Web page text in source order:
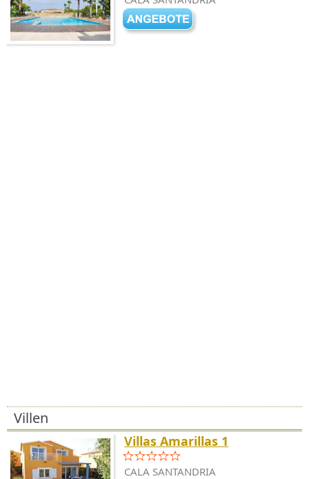
Villen
Villas Amarillas 1
CALA SANTANDRIA